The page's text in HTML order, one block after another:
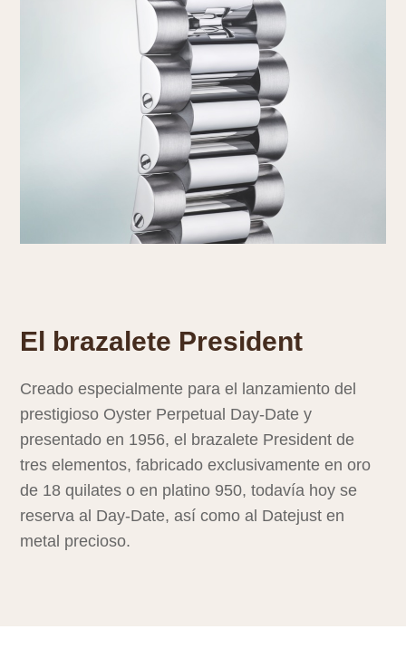
El brazalete President
Creado especialmente para el lanzamiento del
prestigioso Oyster Perpetual Day‑Date y
presentado en 1956, el brazalete President de
tres elementos, fabricado exclusivamente en oro
de 18 quilates o en platino 950, todavía hoy se
reserva al Day‑Date, así como al Datejust en
metal precioso.